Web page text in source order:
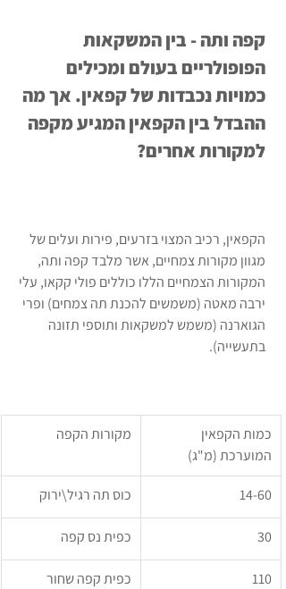
קפה ותה - בין המשקאות
הפופולריים בעולם ומכילים
כמויות נכבדות של קפאין. אך מה
ההבדל בין הקפאין המגיע מקפה
למקורות אחרים?
הקפאין, רכיב המצוי בזרעים, פירות ועלים של
מגוון מקורות צמחיים, אשר מלבד קפה ותה,
המקורות הצמחיים הללו כוללים פולי קקאו, עלי
ירבה מאטה (משמשים להכנת תה צמחים) ופרי
הגוארנה (משמש למשקאות ותוספי תזונה
בתעשייה).
כמות הקפאין
המוערכת (מ"ג)
מקורות הקפה
14-60 כוס תה רגיל\ירוק
30 כפית נס קפה
110 כפית קפה שחור